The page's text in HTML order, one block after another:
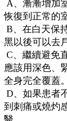
A、漸漸增加
恢復到正常的
B、在白天保
黑以後可以去
C、繼續避免
應該用深色、
全身完全覆蓋。
D、如果患者
到刺痛或燒灼